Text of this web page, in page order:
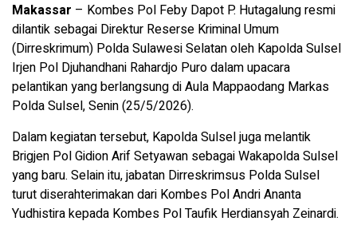
Makassar – Kombes Pol Feby Dapot P. Hutagalung resmi
dilantik sebagai Direktur Reserse Kriminal Umum
(Dirreskrimum) Polda Sulawesi Selatan oleh Kapolda Sulsel
Irjen Pol Djuhandhani Rahardjo Puro dalam upacara
pelantikan yang berlangsung di Aula Mappaodang Markas
Polda Sulsel, Senin (25/5/2026).
Dalam kegiatan tersebut, Kapolda Sulsel juga melantik
Brigjen Pol Gidion Arif Setyawan sebagai Wakapolda Sulsel
yang baru. Selain itu, jabatan Dirreskrimsus Polda Sulsel
turut diserahterimakan dari Kombes Pol Andri Ananta
Yudhistira kepada Kombes Pol Taufik Herdiansyah Zeinardi.